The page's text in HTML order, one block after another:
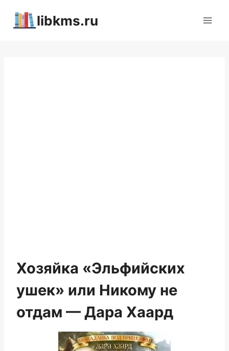
libkms.ru
Хозяйка «Эльфийских
ушек» или Никому не
отдам — Дара Хаард